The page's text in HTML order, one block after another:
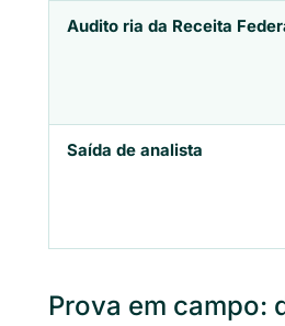
Audito ria da Receita
Saída de analista
Prova em campo: